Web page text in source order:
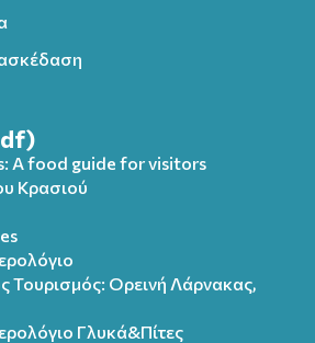
A food guide for visitors
Κρασιού
Τουρισμός: Ορεινή Λάρνακας,
Γλυκά&Πίτες